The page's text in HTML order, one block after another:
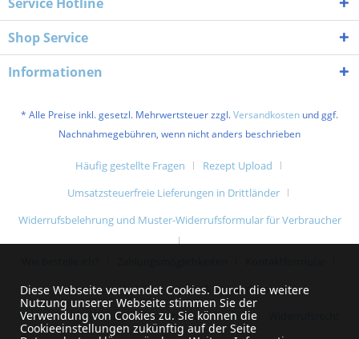
Shop Service
Informationen
* Alle Preise inkl. gesetzl. Mehrwertsteuer zzgl.Versandkosten und ggf.
Nachnahmegebühren, wenn nicht anders beschrieben
Häufig gestellte Fragen
Rezept Upload
Umsatzsteuerfreie Lieferungen in Drittländer
Widerrufsbelehrung und Muster-Widerrufsformular für Verbraucher
Impressum
AGB
Liefer- & Versandkosten
Datenschutzerklärung und Datenschutzhinweise
Diese Webseite verwendet Cookies. Durch die weitere
Nutzung unserer Webseite stimmen Sie der
Verwendung von Cookies zu. Sie können die
Cookieeinstellungen zukünftig auf der Seite